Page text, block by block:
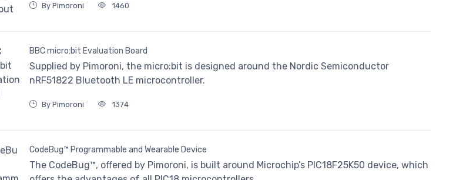
By Pimoroni 1460
BBC micro:bit Evaluation Board
Supplied by Pimoroni, the micro:bit is designed around the Nordic Semiconductor
nRF51822 Bluetooth LE microcontroller.
By Pimoroni 1374
CodeBug™ Programmable and Wearable Device
The CodeBug™, offered by Pimoroni, is built around Microchip’s PIC18F25K50 device, which